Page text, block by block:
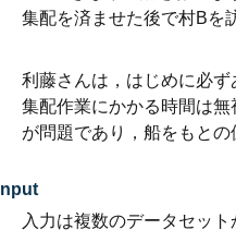
集配を済ませた後で村Bを
利藤さんは，はじめに必
集配作業にかかる時間は
が問題であり，船をもと
Input
入力は複数のデータセッ